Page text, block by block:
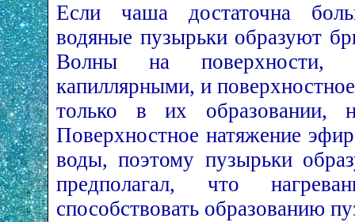
Если чаша достаточна
водяные пузырьки образуют
Волны на поверхности,
капиллярными, и
только в их
Поверхностное натяжение
воды, поэтому пузырьки
предполагал, что
способствовать образованию